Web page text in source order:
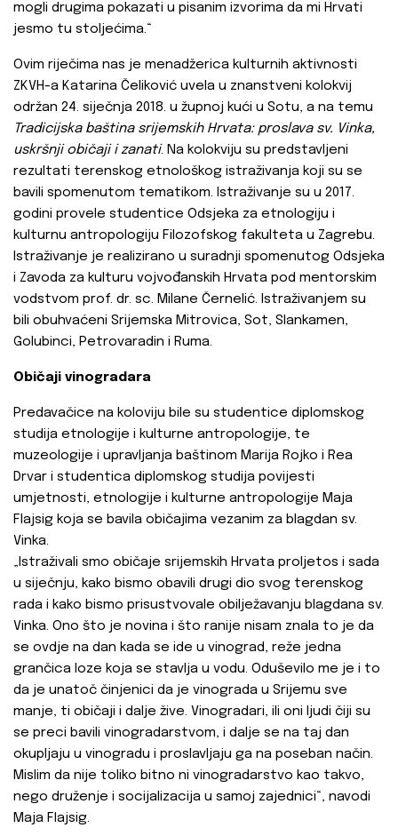
mogli drugima pokazati u pisanim izvorima da mi Hrvati
jesmo tu stoljećima.“
Ovim riječima nas je menadžerica kulturnih aktivnosti
ZKVH-a Katarina Čeliković uvela u znanstveni kolokvij
održan 24. siječnja 2018. u župnoj kući u Sotu, a na temu
Tradicijska baština srijemskih Hrvata: proslava sv. Vinka,
uskršnji običaji i zanati. Na kolokviju su predstavljeni
rezultati terenskog etnološkog istraživanja koji su se
bavili spomenutom tematikom. Istraživanje su u 2017.
godini provele studentice Odsjeka za etnologiju i
kulturnu antropologiju Filozofskog fakulteta u Zagrebu.
Istraživanje je realizirano u suradnji spomenutog Odsjeka
i Zavoda za kulturu vojvođanskih Hrvata pod mentorskim
vodstvom prof. dr. sc. Milane Černelić. Istraživanjem su
bili obuhvaćeni Srijemska Mitrovica, Sot, Slankamen,
Golubinci, Petrovaradin i Ruma.
Običaji vinogradara
Predavačice na koloviju bile su studentice diplomskog
studija etnologije i kulturne antropologije, te
muzeologije i upravljanja baštinom Marija Rojko i Rea
Drvar i studentica diplomskog studija povijesti
umjetnosti, etnologije i kulturne antropologije Maja
Flajsig koja se bavila običajima vezanim za blagdan sv.
Vinka.
„Istraživali smo običaje srijemskih Hrvata proljetos i sada
u siječnju, kako bismo obavili drugi dio svog terenskog
rada i kako bismo prisustvovale obilježavanju blagdana sv.
Vinka. Ono što je novina i što ranije nisam znala to je da
se ovdje na dan kada se ide u vinograd, reže jedna
grančica loze koja se stavlja u vodu. Oduševilo me je i to
da je unatoč činjenici da je vinograda u Srijemu sve
manje, ti običaji i dalje žive. Vinogradari, ili oni ljudi čiji su
se preci bavili vinogradarstvom, i dalje se na taj dan
okupljaju u vinogradu i proslavljaju ga na poseban način.
Mislim da nije toliko bitno ni vinogradarstvo kao takvo,
nego druženje i socijalizacija u samoj zajednici“, navodi
Maja Flajsig.